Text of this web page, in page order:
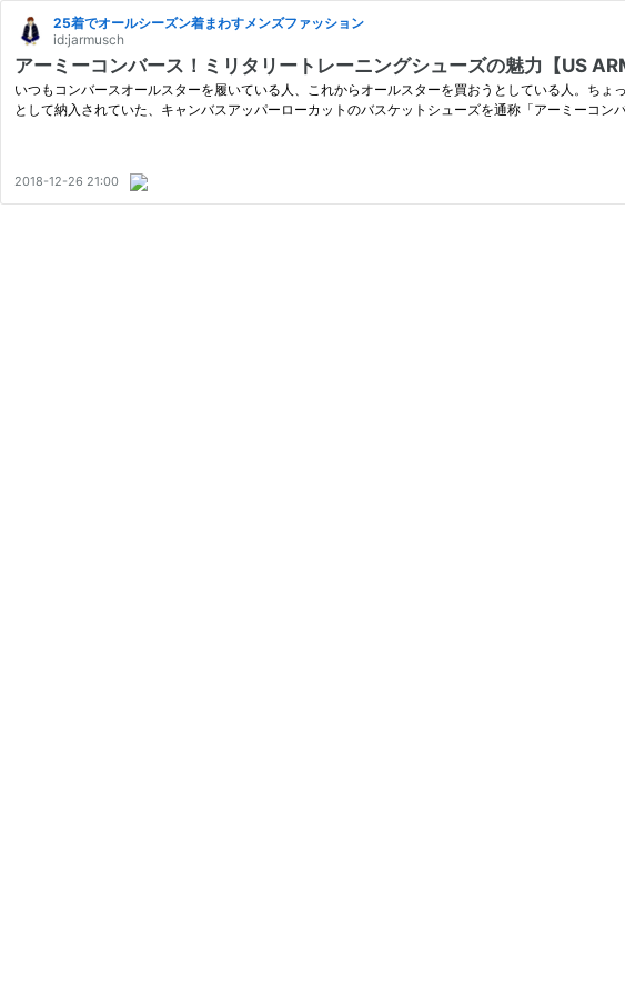
25着でオールシーズン着まわすメンズファッション
id:jarmusch
アーミーコンバース！ミリタリートレーニングシューズの魅力【US
いつもコンバースオールスターを履いている人、これからオールスターを買おうとしている人。ち
として納入されていた、キャンバスアッパーローカットのバスケットシューズを通称「アーミーコン
2018-12-26 21:00